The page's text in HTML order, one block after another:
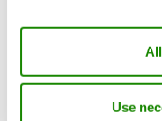
Use
Vollständiger
Volle Konnektivität
Rechenzentren
Overview 2026 (pdf
BlueBox Product